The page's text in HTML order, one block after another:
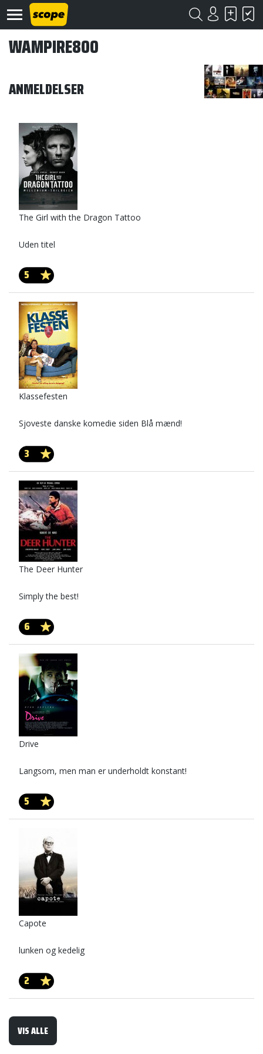
2020
WAMPIRE800
ANMELDELSER
The Girl with the Dragon Tattoo
Uden titel
5
Klassefesten
Sjoveste danske komedie siden Blå mænd!
3
The Deer Hunter
Simply the best!
6
Drive
Langsom, men man er underholdt konstant!
5
Capote
lunken og kedelig
2
VIS ALLE